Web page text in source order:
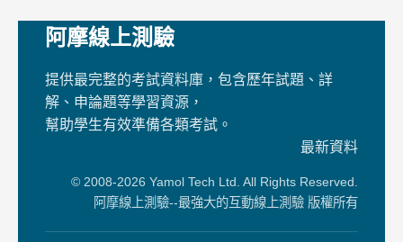
阿摩線上測驗
提供最完整的考試資料庫，包含歷年試題、詳
解、申論題等學習資源，
幫助學生有效準備各類考試。
最新資料
© 2008-2026 Yamol Tech Ltd. All Rights Reserved.
阿摩線上測驗--最強大的互動線上測驗 版權所有